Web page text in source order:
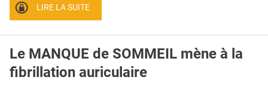
LIRE LA SUITE
Le MANQUE de SOMMEIL mène à la
fibrillation auriculaire